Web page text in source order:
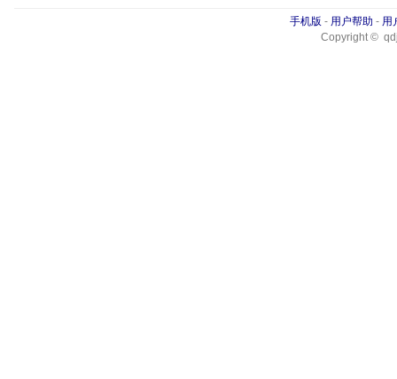
手机版 - 用户帮助 - 用
Copyright ©